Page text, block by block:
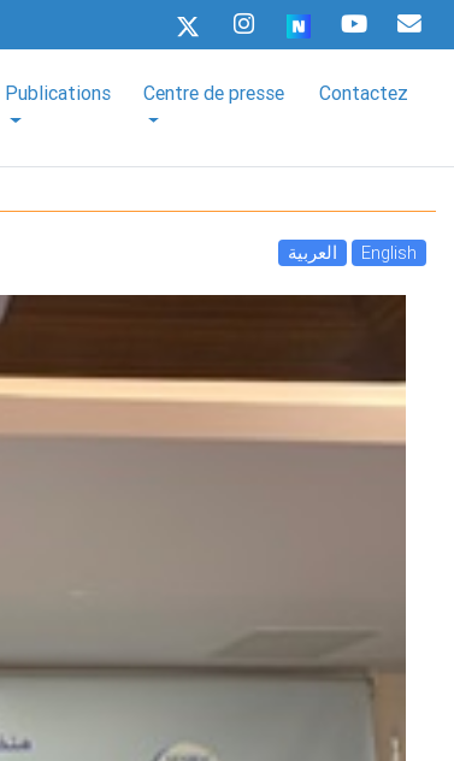
Publications Centre de presse Contactez
العربية English